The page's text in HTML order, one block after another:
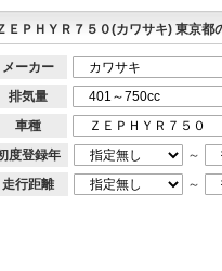
ＥＰＨＹＲ７５０(カワサキ) 東京都
メーカー
排気量
車種
度登録年
～
走行距離
～